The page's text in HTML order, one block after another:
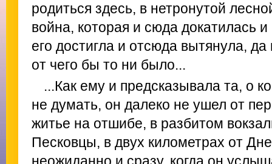
родиться здесь, в нетронутой
война, которая и сюда докатилась
его достигла и отсюда вытянула, да
от чего бы то ни было...
...Как ему и предсказывала та, о
не думать, он далеко не ушел от
житье на отшибе, в разбитом
Песковцы, в двух километрах от